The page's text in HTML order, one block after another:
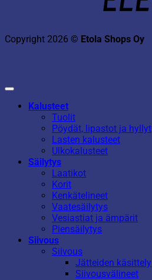
Copyright 2026 © Etola Shops Oy
Kalusteet
Tuolit
Pöydät, lipastot ja hyllyt
Lasten kalusteet
Ulkokalusteet
Säilytys
Laatikot
Korit
Kenkätelineet
Vaatesäilytys
Vesiastiat ja ämpärit
Piensäilytys
Siivous
Siivous
Jätteiden käsittely
Siivousvälineet